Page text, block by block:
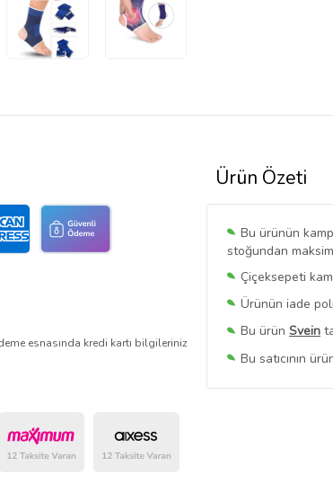
Ürün Özeti
Bu ürünün
stoğundan
Çiçeksepeti
Ürünün iade
Bu ürün Svein
Bu satıcının
Bu Satıcının
esnasında kredi kartı bilgileriniz